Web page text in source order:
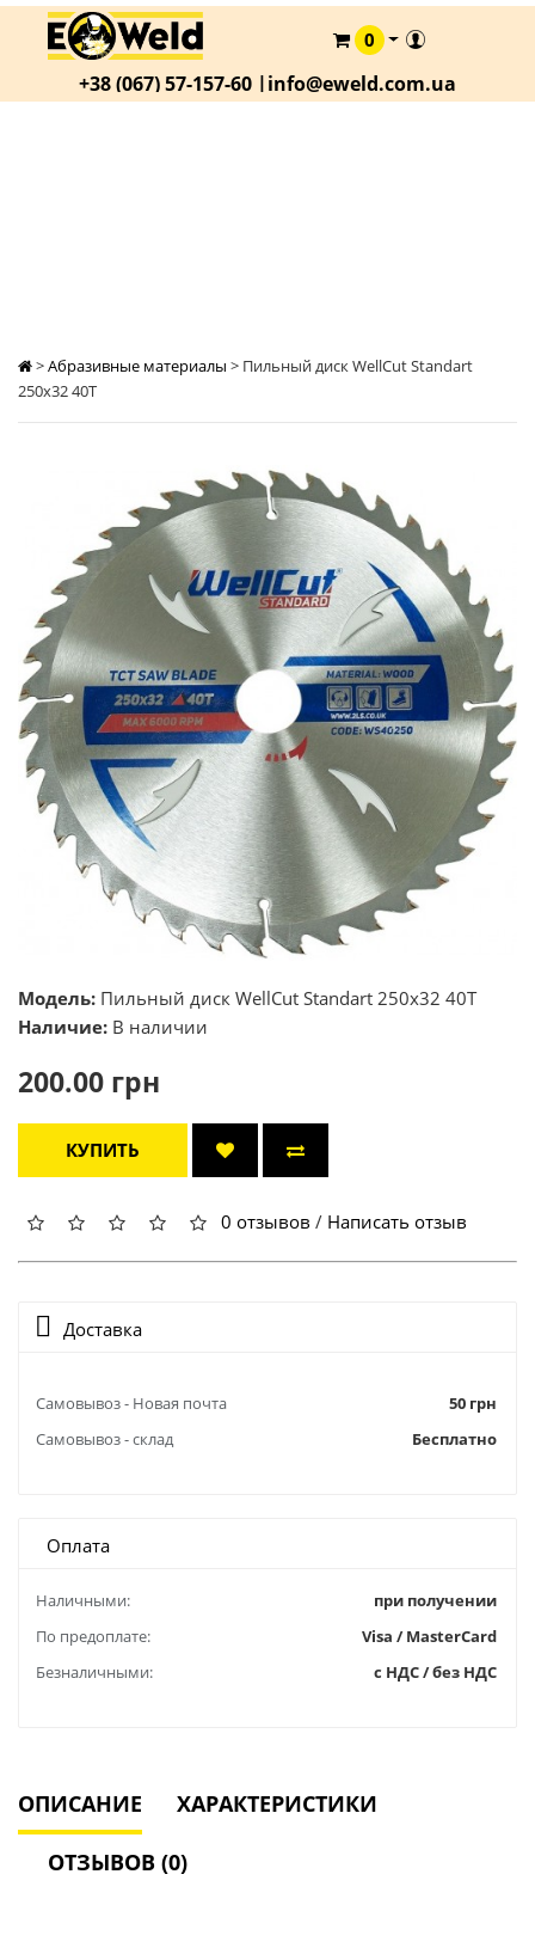
КАТАЛОГ
О
0
+38 (067) 57-157-60 |info@eweld.com.ua
>Абразивные материалы > Пильный диск WellCut Standart
250х32 40Т
Модель: Пильный диск WellCut Standart 250х32 40Т
Наличие: В наличии
200.00 грн
КУПИТЬ
0 отзывов / Написать отзыв
Доставка
Самовывоз - Новая почта
50 грн
Самовывоз - склад
Бесплатно
Оплата
Наличными:
при получении
По предоплате:
Visa / MasterCard
Безналичными:
с НДС / без НДС
ОПИСАНИЕ ХАРАКТЕРИСТИКИ
ОТЗЫВОВ (0)